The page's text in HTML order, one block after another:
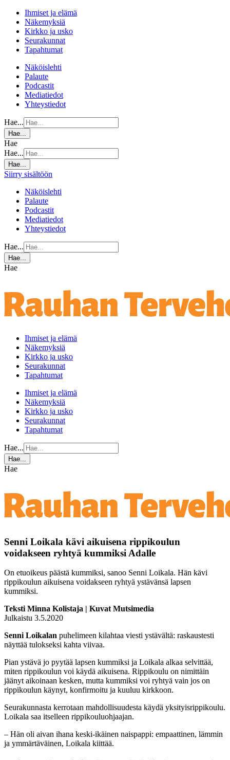
Ihmiset ja elämä
Näkemyksiä
Kirkko ja usko
Seurakunnat
Tapahtumat
Näköislehti
Palaute
Podcastit
Mediatiedot
Yhteystiedot
Hae...
Hae...
Hae
Hae...
Hae...
Siirry sisältöön
Näköislehti
Palaute
Podcastit
Mediatiedot
Yhteystiedot
Hae...
Hae...
Hae
Ihmiset ja elämä
Näkemyksiä
Kirkko ja usko
Seurakunnat
Tapahtumat
Ihmiset ja elämä
Näkemyksiä
Kirkko ja usko
Seurakunnat
Tapahtumat
Hae...
Hae...
Hae
Senni Loikala kävi aikuisena rippikoulun
voidakseen ryhtyä kummiksi Adalle
On etuoikeus päästä kummiksi, sanoo Senni Loikala. Hän kävi
rippikoulun aikuisena voidakseen ryhtyä ystävänsä lapsen
kummiksi.
Teksti Minna Kolistaja | Kuvat Mutsimedia
Julkaistu 3.5.2020
Senni Loikalan puhelimeen kilahtaa viesti ystävältä: raskaustesti
näyttää tulokseksi kahta viivaa.
Pian ystävä jo pyytää lapsen kummiksi ja Loikala alkaa selvittää,
miten rippikoulun voi käydä aikuisena. Rippikoulu on nimittäin
jäänyt aikoinaan kesken, mutta kummiksi voi ryhtyä vain jos on
rippikoulun käynyt, konfirmoitu ja kuuluu kirkkoon.
Seurakunnasta kerrotaan mahdollisuudesta käydä yksityisrippikoulu.
Loikala saa itselleen rippikouluohjaajan.
– Hän oli aivan ihana keski-ikäinen naispappi: empaattinen, lämmin
ja ymmärtäväinen, Loikala kiittää.